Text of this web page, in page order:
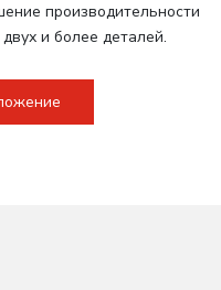
производительности
и более деталей.